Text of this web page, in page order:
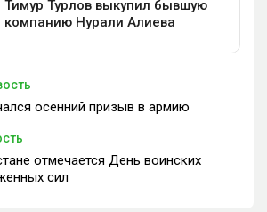
осенний призыв в армию
отмечается День воинских
сил